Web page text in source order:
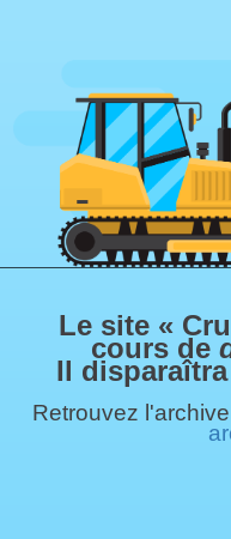
Le site «
cours de
Il
Retrouvez